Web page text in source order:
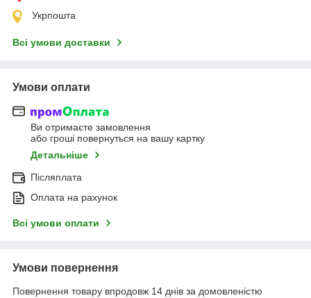
Укрпошта
Всі умови доставки
Умови оплати
Ви отримаєте замовлення
або гроші повернуться на вашу картку
Детальніше
Післяплата
Оплата на рахунок
Всі умови оплати
Умови повернення
Повернення товару впродовж 14 днів за домовленістю